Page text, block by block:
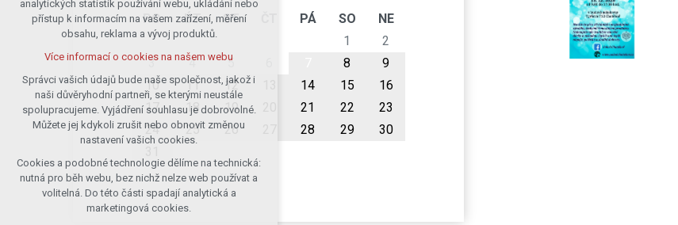
PO ÚT ST PÁ SO
NE
1
2
3
4 5 8
9
10
11 12 14 15
16
17
18 19 21 22
23
24
25 26 28 29
30
udržení kontextu stránek (session):
případná přihlášení, volby jazyka, apod.
Volitelná cookies
analytická pro anonymizované
vyhodnocení návštěvnosti
marketingová cookies (Google)
Více informací o cookies na našem webu
Přijmout všechny cookies
Odmítnout vše
analytických statistik používání webu, ukládání nebo
přístup k informacím na vašem zařízení, měření
obsahu, reklama a vývoj produktů.
Více informací o cookies na našem webu
Správci vašich údajů bude naše společnost, jakož i
naši důvěryhodní partneři, se kterými neustále
spolupracujeme. Vyjádření souhlasu je dobrovolné.
Můžete jej kdykoli zrušit nebo obnovit změnou
nastavení vašich cookies.
Cookies a podobné technologie dělíme na technická:
nutná pro běh webu, bez nichž nelze web používat a
volitelná. Do této části spadají analytická a
marketingová cookies.